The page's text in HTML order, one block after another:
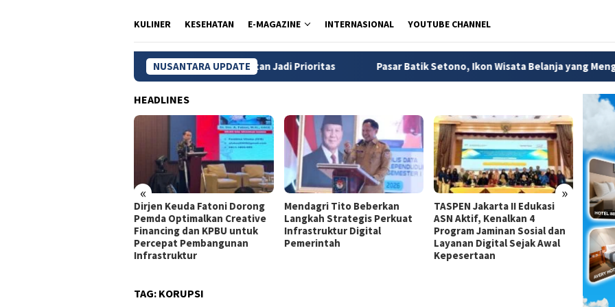
KULINER KESEHATAN E-MAGAZINE INTERNASIONAL YOUTUBE CHANNEL
NUSANTARA UPDATE
MBG, Wilayah 3T dan Kelompok Rentan Jadi Prioritas Pasar Batik Setono, Ikon Wisata Belanja yang Menggerakkan
HEADLINES
« »
Dirjen Keuda Fatoni Dorong
Pemda Optimalkan Creative
Financing dan KPBU untuk
Percepat Pembangunan
Infrastruktur
Mendagri Tito Beberkan
Langkah Strategis Perkuat
Infrastruktur Digital
Pemerintah
TASPEN Jakarta II Edukasi
ASN Aktif, Kenalkan 4
Program Jaminan Sosial dan
Layanan Digital Sejak Awal
Kepesertaan
Jadi
TAG: KORUPSI